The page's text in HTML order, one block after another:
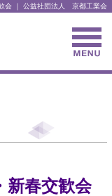
会 ｜ 公益社団法人 京都工業会
新春交歓会